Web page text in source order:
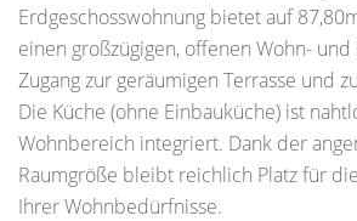
Erdgeschosswohnung bietet auf
einen großzügigen, offenen Wohn-
Zugang zur geräumigen Terrasse und
Die Küche (ohne Einbauküche) ist
Wohnbereich integriert. Dank der
Raumgröße bleibt reichlich Platz für
Ihrer Wohnbedürfnisse.